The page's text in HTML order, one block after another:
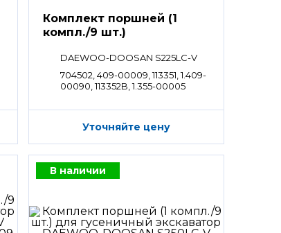
Комплект поршней (1
компл./9 шт.)
DAEWOO-DOOSAN S225LC-V
704502, 409-00009, 113351, 1.409-
00090, 113352B, 1.355-00005
Уточняйте цену
В наличии